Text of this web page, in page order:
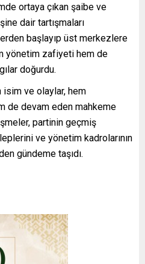
ortaya çıkan şaibe ve
dair tartışmaları
başlayıp üst merkezlere
yönetim zafiyeti hem de
doğurdu.
isim ve olaylar, hem
de devam eden mahkeme
partinin geçmiş
ve yönetim kadrolarının
gündeme taşıdı.